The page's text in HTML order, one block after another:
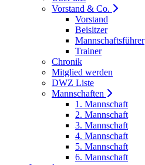
Vorstand & Co.
Vorstand
Beisitzer
Mannschaftsführer
Trainer
Chronik
Mitglied werden
DWZ Liste
Mannschaften
1. Mannschaft
2. Mannschaft
3. Mannschaft
4. Mannschaft
5. Mannschaft
6. Mannschaft